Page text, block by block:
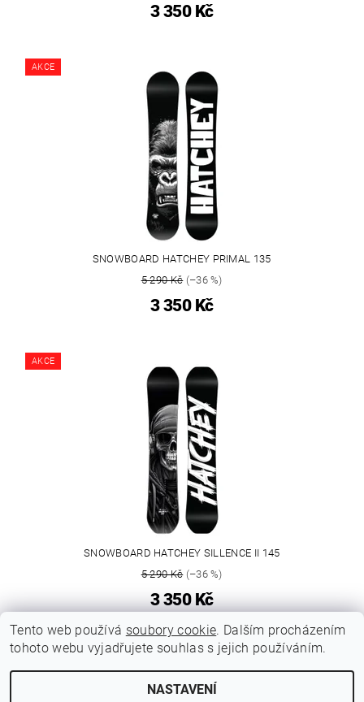
3 350 Kč
AKCE
SNOWBOARD HATCHEY PRIMAL 135
5 290 Kč(–36 %)
3 350 Kč
AKCE
SNOWBOARD HATCHEY SILLENCE II 145
5 290 Kč(–36 %)
3 350 Kč
Tento web používá soubory cookie. Dalším procházením
tohoto webu vyjadřujete souhlas s jejich používáním.
NASTAVENÍ